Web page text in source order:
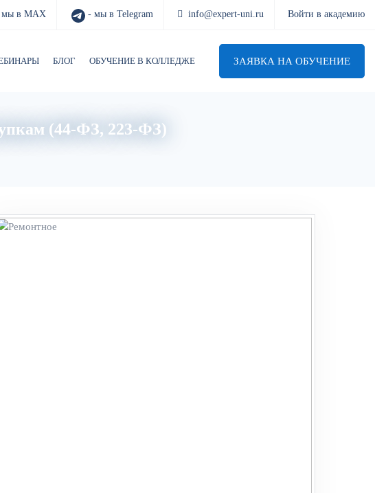
в MAX - мы в Telegram info@expert-uni.ru Войти в академию
БЛОГ ОБУЧЕНИЕ В КОЛЛЕДЖЕ ЗАЯВКА НА ОБУЧЕНИЕ
(44-ФЗ, 223-ФЗ)